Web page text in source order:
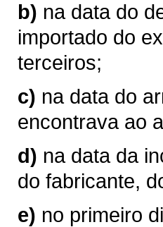
b) na data do
importado do
terceiros;
c) na data do
encontrava ao
d) na data da
do fabricante,
e) no primeiro